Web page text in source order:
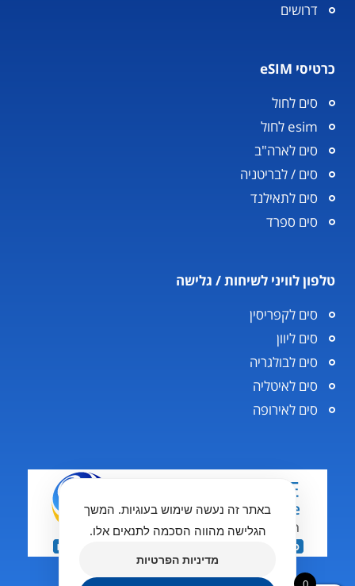
דרושים
כרטיסי eSIM
סים לחול
esim לחול
סים לארה"ב
סים / לבריטניה
סים לתאילנד
סים ספרד
טלפון לוויני לשיחות / גלישה
סים לקפריסין
סים ליוון
סים לבולגריה
סים לאיטליה
סים לאירופה
באתר זה נעשה שימוש בעוגיות. המשך
הגלישה מהווה הסכמה לתנאים אלו.
מדיניות הפרטיות